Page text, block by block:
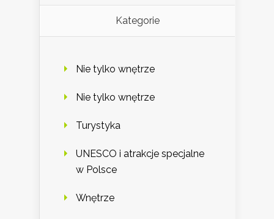
Kategorie
Nie tylko wnętrze
Nie tylko wnętrze
Turystyka
UNESCO i atrakcje specjalne
w Polsce
Wnętrze